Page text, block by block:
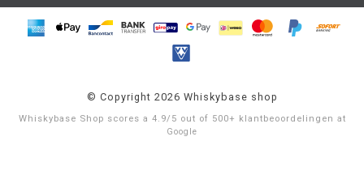
© Copyright 2026 Whiskybase shop
Whiskybase Shop scores a 4.9/ 5 out of 500+ klantbeoordelingen at
Google